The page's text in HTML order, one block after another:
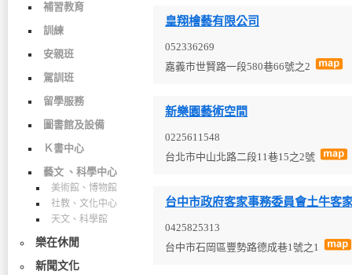
補習教育
訓練
安親班
駕訓班
留學服務
圖書館及設備
Ｋ書中心
藝文 、科學中心
美術館、博物館
社教、文化中心
天文、科學館
樂在休閒
新聞文化
皇翔檜藝有限公司
052336269
嘉義市世賢路一段580巷66號之2
新樂園藝術空間
0225611548
台北市中山北路二段11巷15之2號
台中市政府客家事務委員會土牛客
館
0425825313
台中市石岡區豐勢路德成巷1號之1